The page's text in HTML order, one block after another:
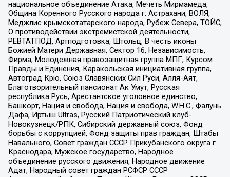
национальное объединение Атака, Мечеть Мирмамеда,
Община Коренного Русского народа г. Астрахани, ВОЛЯ,
Меджлис крымскотатарского народа, Рубеж Севера, ТОЙС,
О противодействии экстремистской деятельности,
РЕВТАТПОД, Артподготовка, Штольц, В честь иконы
Божией Матери Державная, Сектор 16, Независимость,
Фирма, Молодежная правозащитная группа МПГ, Курсом
Правды и Единения, Каракольская инициативная группа,
Автоград Крю, Союз Славянских Сил Руси, Алля-Аят,
Благотворительный пансионат Ак Умут, Русская
республика Русь, Арестантское уголовное единство,
Башкорт, Нация и свобода, Нация и свобода, W.H.С., Фалунь
Дафа, Иртыш Ultras, Русский Патриотический клуб-
Новокузнецк/РПК, Сибирский державный союз, Фонд
борьбы с коррупцией, Фонд защиты прав граждан, Штабы
Навального, Совет граждан СССР Прикубанского округа г.
Краснодара, Мужское государство, Народное
объединение русского движения, Народное движение
Адат, Народный совет граждан РСФСР СССР